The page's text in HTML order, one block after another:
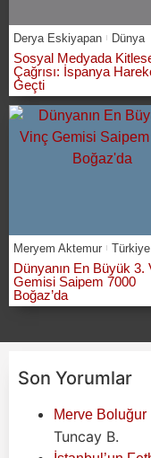
Derya Eskiyapan Dünya
Sosyal Medyada
Çağrısı: İspanya
Geçti
Meryem Aktemur Türkiye
Dünyanın En Büyük 3.
Gemisi Saipem 7000
Boğaz’da
Son Yorumlar
Merve Boluğur
Tuncay B.